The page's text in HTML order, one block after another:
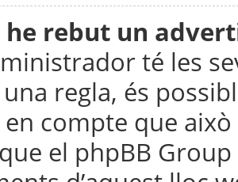
he rebut un
té les
regla, és
compte que
el phpBB